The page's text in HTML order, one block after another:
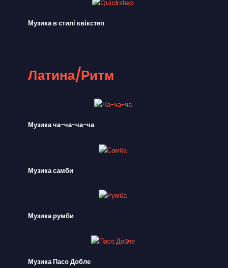
Музика в стилі квікстеп
Латина/Ритм
Музика ча-ча-ча-ча
Музика самби
Музика румби
Музика Пасо Добле